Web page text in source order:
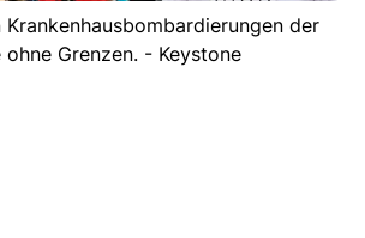
der
ohne Grenzen. - Keystone